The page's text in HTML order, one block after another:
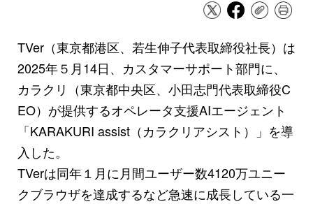
TVer（東京都港区、若生伸子代表取締役社長）は
2025年５月14日、カスタマーサポート部門に、
カラクリ（東京都中央区、小田志門代表取締役C
EO）が提供するオペレータ支援AIエージェント
「KARAKURI assist（カラクリアシスト）」を導
入した。
TVerは同年１月に月間ユーザー数4120万ユニー
クブラウザを達成するなど急速に成長している一